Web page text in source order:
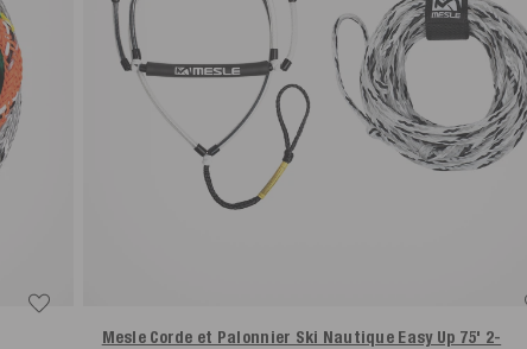
Mesle Corde et Palonnier Ski Nautique Easy Up 75' 2-